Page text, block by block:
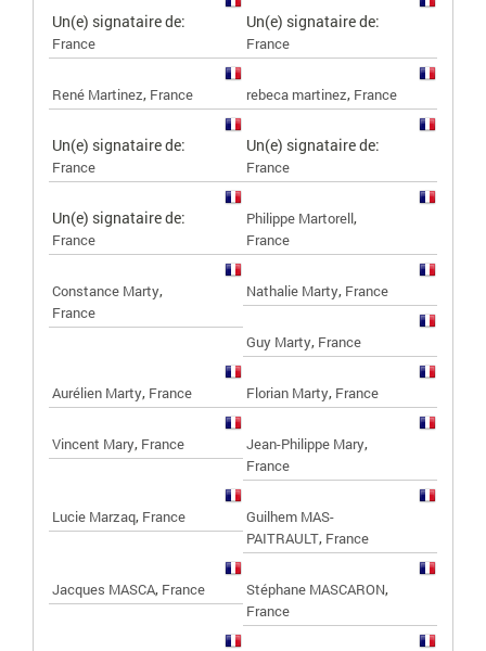
Un(e) signataire de:
France
Un(e) signataire de:
France
René Martinez, France rebeca martinez, France
Un(e) signataire de:
France
Un(e) signataire de:
France
Un(e) signataire de:
France
Philippe Martorell,
France
Constance Marty,
France
Nathalie Marty, France
Guy Marty, France
Aurélien Marty, France Florian Marty, France
Vincent Mary, France Jean-Philippe Mary,
France
Lucie Marzaq, France
Guilhem MAS-
PAITRAULT, France
Jacques MASCA, France Stéphane MASCARON,
France